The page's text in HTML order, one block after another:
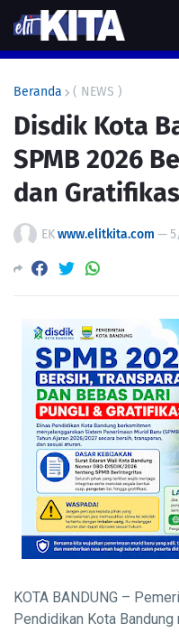
Beranda ( NEWS )
Disdik Kota
SPMB 2026
dan
EKwww.elitkita.com —
KOTA BANDUNG –
Pendidikan Kota